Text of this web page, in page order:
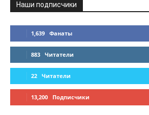
Наши подписчики
1,639 Фанаты
883 Читатели
22 Читатели
13,200 Подписчики